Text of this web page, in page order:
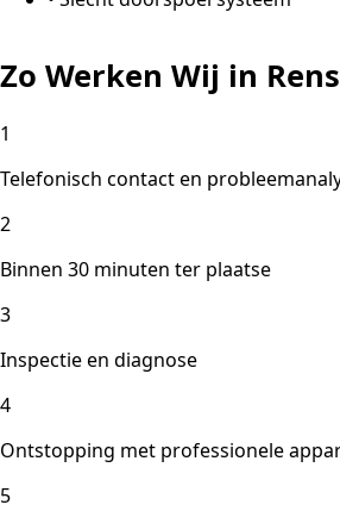
Zo Werken Wij in
1
Telefonisch contact en
2
Binnen 30 minuten ter plaatse
3
Inspectie en diagnose
4
Ontstopping met professionele
5